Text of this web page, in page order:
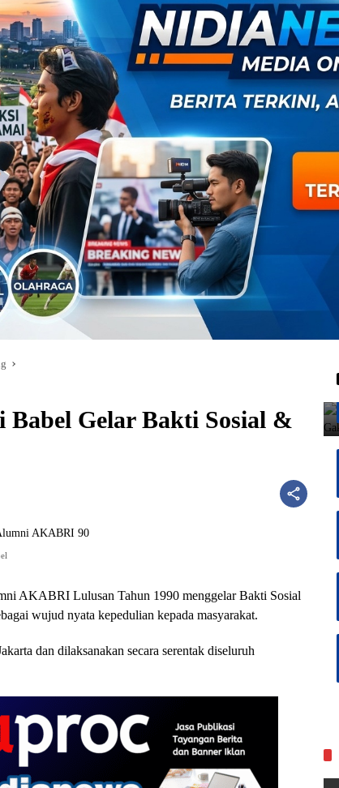
Gelar Bakti Sosial &
AKABRI Lulusan Tahun 1990 menggelar Bakti Sosial
wujud nyata kepedulian kepada masyarakat.
dan dilaksanakan secara serentak diseluruh